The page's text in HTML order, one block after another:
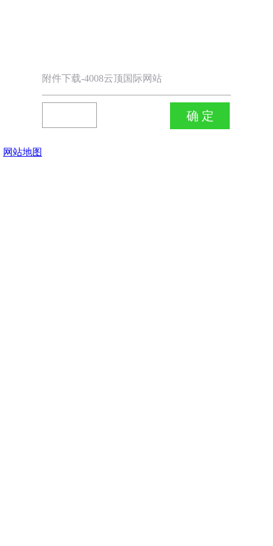
附件下载-4008云顶国际网站
网站地图